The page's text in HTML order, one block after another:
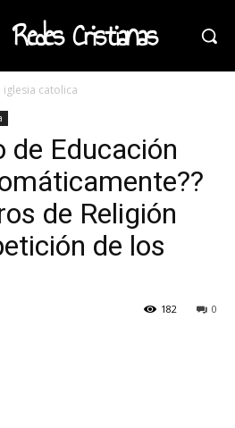
Redes Cristianas
iglesia catolica
de Educación
de Religión
de los
0
182